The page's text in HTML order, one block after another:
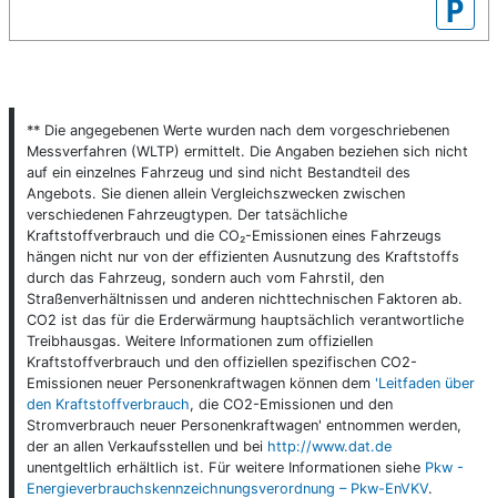
P
** Die angegebenen Werte wurden nach dem vorgeschriebenen
Messverfahren (WLTP) ermittelt. Die Angaben beziehen sich nicht
auf ein einzelnes Fahrzeug und sind nicht Bestandteil des
Angebots. Sie dienen allein Vergleichszwecken zwischen
verschiedenen Fahrzeugtypen. Der tatsächliche
Kraftstoffverbrauch und die CO₂-Emissionen eines Fahrzeugs
hängen nicht nur von der effizienten Ausnutzung des Kraftstoffs
durch das Fahrzeug, sondern auch vom Fahrstil, den
Straßenverhältnissen und anderen nichttechnischen Faktoren ab.
CO2 ist das für die Erderwärmung hauptsächlich verantwortliche
Treibhausgas. Weitere Informationen zum offiziellen
Kraftstoffverbrauch und den offiziellen spezifischen CO2-
Emissionen neuer Personenkraftwagen können dem 'Leitfaden über
den Kraftstoffverbrauch, die CO2-Emissionen und den
Stromverbrauch neuer Personenkraftwagen' entnommen werden,
der an allen Verkaufsstellen und bei http://www.dat.de
unentgeltlich erhältlich ist. Für weitere Informationen siehe Pkw -
Energieverbrauchskennzeichnungsverordnung – Pkw-EnVKV.